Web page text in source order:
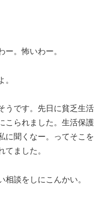
ー。怖いわー。
。
うです。先日に貧乏生活
こられました。生活保護
に聞くなー。ってそこを
てました。
相談をしにこんかい。